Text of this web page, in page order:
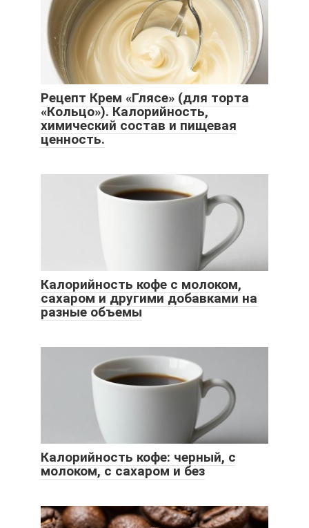
Рецепт Крем «Глясе» (для торта
«Кольцо»). Калорийность,
химический состав и пищевая
ценность.
Калорийность кофе с молоком,
сахаром и другими добавками на
разные объемы
Калорийность кофе: черный, с
молоком, с сахаром и без